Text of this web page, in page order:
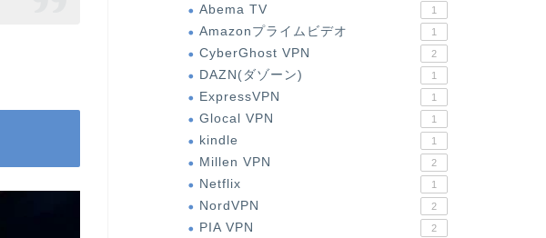
Abema TV 1
Amazonプライムビデオ 1
CyberGhost VPN 2
DAZN(ダゾーン) 1
ExpressVPN 1
Glocal VPN 1
kindle 1
Millen VPN 2
Netflix 1
NordVPN 2
PIA VPN 2